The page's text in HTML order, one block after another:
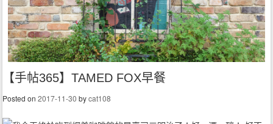
【手帖365】TAMED FOX早餐
Posted on2017-11-30 bycat108